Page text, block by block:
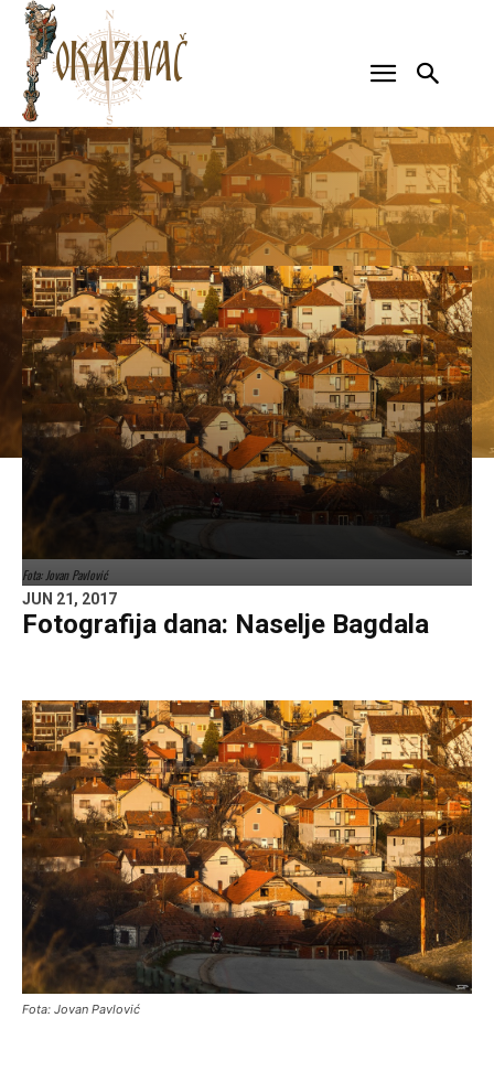
Fota: Jovan Pavlović
JUN 21, 2017
Fotografija dana: Naselje Bagdala
Fota: Jovan Pavlović